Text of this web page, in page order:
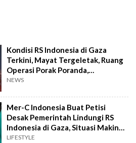
Kondisi RS Indonesia di Gaza
Terkini, Mayat Tergeletak, Ruang
Operasi Porak Poranda,
Bagaimana Kabar Relawan MER-C?
NEWS
Mer-C Indonesia Buat Petisi
Desak Pemerintah Lindungi RS
Indonesia di Gaza, Situasi Makin
Darurat
LIFESTYLE